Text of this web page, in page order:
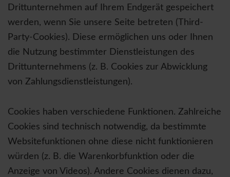
Drittunternehmen auf Ihrem Endgerät gespeichert
werden, wenn Sie unsere Seite betreten (Third-
Party-Cookies). Diese ermöglichen uns oder Ihnen
die Nutzung bestimmter Dienstleistungen des
Drittunternehmens (z. B. Cookies zur Abwicklung
von Zahlungsdienstleistungen).
Cookies haben verschiedene Funktionen. Zahlreiche
Cookies sind technisch notwendig, da bestimmte
Websitefunktionen ohne diese nicht funktionieren
würden (z. B. die Warenkorbfunktion oder die
Anzeige von Videos). Andere Cookies dienen dazu,